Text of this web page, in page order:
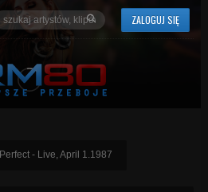
ZALOGUJ SIĘ
Perfect - Live, April 1.1987